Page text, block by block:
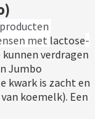
met lactose-
verdragen
Jumbo
kwark is zacht en
koemelk). Een